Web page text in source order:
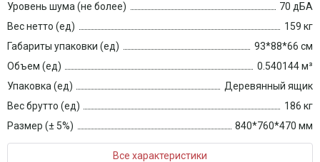
Уровень шума (не более)
70 дБА
Вес нетто (ед)
159 кг
Габариты упаковки (ед)
93*88*66 см
Объем (ед)
0.540144 м³
Упаковка (ед)
Деревянный ящик
Вес брутто (ед)
186 кг
Размер (± 5%)
840*760*470 мм
Все характеристики